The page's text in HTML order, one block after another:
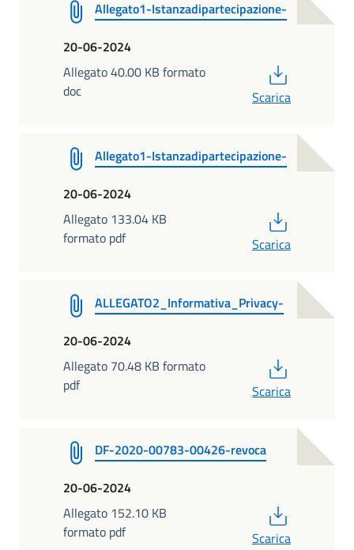
Allegato1-Istanzadipartecipazione-
20-06-2024
Allegato 40.00 KB formato
doc
Scarica
Allegato1-Istanzadipartecipazione-
20-06-2024
Allegato 133.04 KB
formato pdf
Scarica
ALLEGATO2_Informativa_Privacy-
20-06-2024
Allegato 70.48 KB formato
pdf
Scarica
DF-2020-00783-00426-revoca
20-06-2024
Allegato 152.10 KB
formato pdf
Scarica